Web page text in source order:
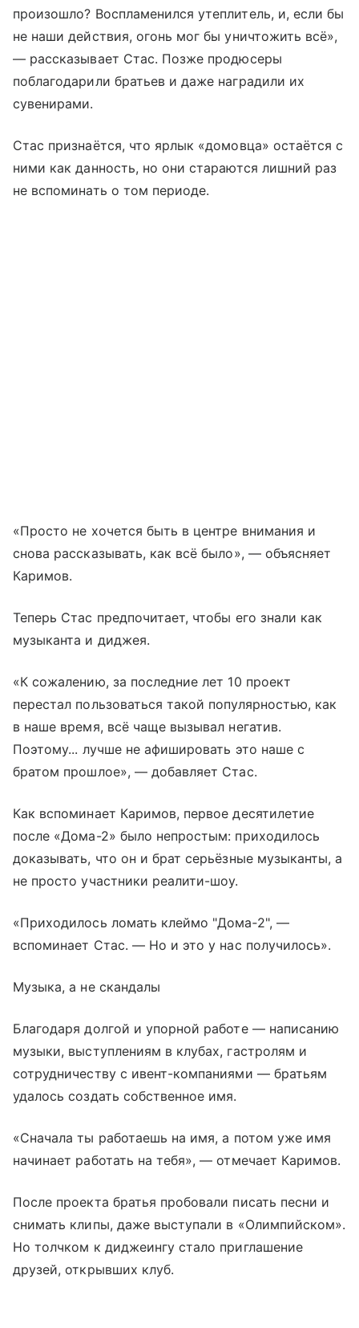
произошло? Воспламенился утеплитель, и, если бы
не наши действия, огонь мог бы уничтожить всё»,
— рассказывает Стас. Позже продюсеры
поблагодарили братьев и даже наградили их
сувенирами.
Стас признаётся, что ярлык «домовца» остаётся с
ними как данность, но они стараются лишний раз
не вспоминать о том периоде.
«Просто не хочется быть в центре внимания и
снова рассказывать, как всё было», — объясняет
Каримов.
Теперь Стас предпочитает, чтобы его знали как
музыканта и диджея.
«К сожалению, за последние лет 10 проект
перестал пользоваться такой популярностью, как
в наше время, всё чаще вызывал негатив.
Поэтому... лучше не афишировать это наше с
братом прошлое», — добавляет Стас.
Как вспоминает Каримов, первое десятилетие
после «Дома-2» было непростым: приходилось
доказывать, что он и брат серьёзные музыканты, а
не просто участники реалити-шоу.
«Приходилось ломать клеймо "Дома‑2", —
вспоминает Стас. — Но и это у нас получилось».
Музыка, а не скандалы
Благодаря долгой и упорной работе — написанию
музыки, выступлениям в клубах, гастролям и
сотрудничеству с ивент-компаниями — братьям
удалось создать собственное имя.
«Сначала ты работаешь на имя, а потом уже имя
начинает работать на тебя», — отмечает Каримов.
После проекта братья пробовали писать песни и
снимать клипы, даже выступали в «Олимпийском».
Но толчком к диджеингу стало приглашение
друзей, открывших клуб.